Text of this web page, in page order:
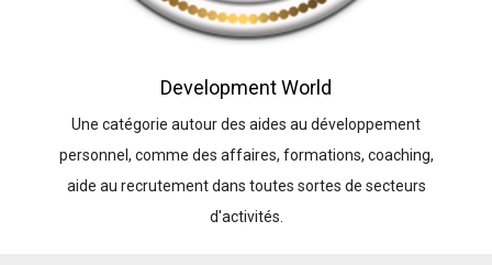
Development World
Une catégorie autour des aides au développement
personnel, comme des affaires, formations, coaching,
aide au recrutement dans toutes sortes de secteurs
d'activités.